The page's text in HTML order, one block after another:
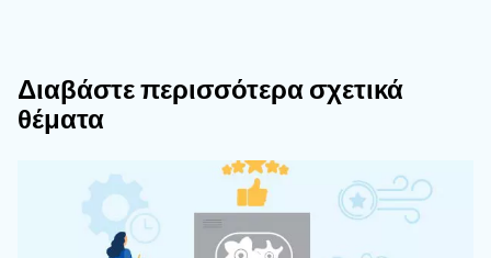
Η απόδοση της επένδυσης για συστήματα
ενέργειας είναι συνήθως σύντομη, από 1 έως
Αυτό το καθιστά μια οικονομικά βιώσιμη
επιχειρήσεις που επιδιώκουν να βελτιώσουν
ενεργειακή τους απόδοση.